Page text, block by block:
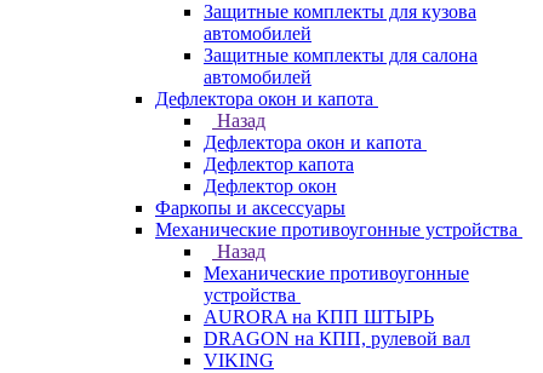
Защитные комплекты для кузова
автомобилей
Защитные комплекты для салона
автомобилей
Дефлектора окон и капота
Назад
Дефлектора окон и капота
Дефлектор капота
Дефлектор окон
Фаркопы и аксессуары
Механические противоугонные устройства
Назад
Механические противоугонные
устройства
AURORA на КПП ШТЫРЬ
DRAGON на КПП, рулевой вал
VIKING